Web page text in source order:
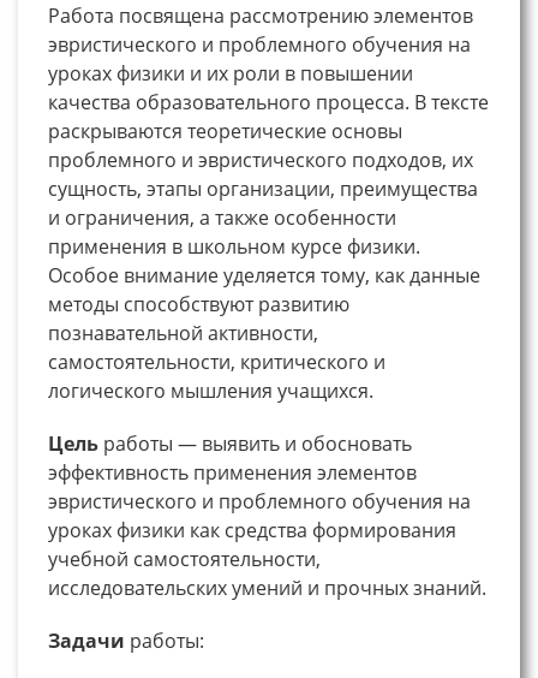
Работа посвящена рассмотрению элементов
эвристического и проблемного обучения на
уроках физики и их роли в повышении
качества образовательного процесса. В тексте
раскрываются теоретические основы
проблемного и эвристического подходов, их
сущность, этапы организации, преимущества
и ограничения, а также особенности
применения в школьном курсе физики.
Особое внимание уделяется тому, как данные
методы способствуют развитию
познавательной активности,
самостоятельности, критического и
логического мышления учащихся.
Цель работы — выявить и обосновать
эффективность применения элементов
эвристического и проблемного обучения на
уроках физики как средства формирования
учебной самостоятельности,
исследовательских умений и прочных знаний.
Задачи работы: